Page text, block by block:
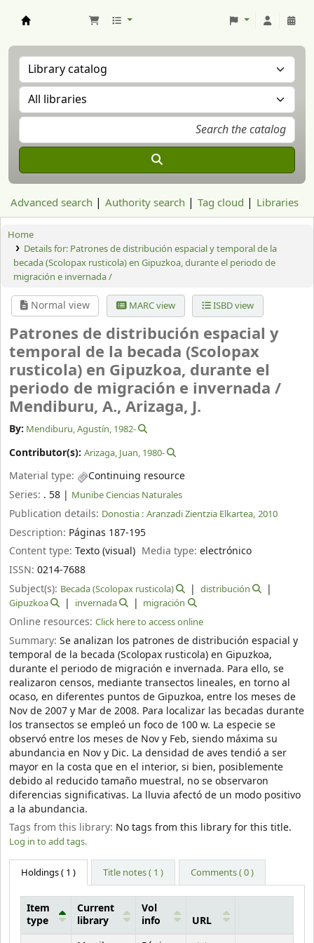
Advanced search Authority search Tag cloud Libraries
Home
Details for: Patrones de distribución espacial y temporal de la
becada (Scolopax rusticola) en Gipuzkoa, durante el periodo de
migración e invernada /
Normal view MARC view ISBD view
Patrones de distribución espacial y
temporal de la becada (Scolopax
rusticola) en Gipuzkoa, durante el
periodo de migración e invernada /
Mendiburu, A., Arizaga, J.
By: Mendiburu, Agustín, 1982-
Contributor(s): Arizaga, Juan, 1980-
Material type:
Continuing resource
Series: . 58 | Munibe Ciencias Naturales
Publication details: Donostia : Aranzadi Zientzia Elkartea, 2010
Description: Páginas 187-195
Content type: Texto (visual) Media type:electrónico
ISSN: 0214-7688
Subject(s): Becada (Scolopax rusticola)
distribución
Gipuzkoa
invernada migración
Online resources: Click here to access online
Summary: Se analizan los patrones de distribución espacial y
temporal de la becada (Scolopax rusticola) en Gipuzkoa,
durante el periodo de migración e invernada. Para ello, se
realizaron censos, mediante transectos lineales, en torno al
ocaso, en diferentes puntos de Gipuzkoa, entre los meses de
Nov de 2007 y Mar de 2008. Para localizar las becadas durante
los transectos se empleó un foco de 100 w. La especie se
observó entre los meses de Nov y Feb, siendo máxima su
abundancia en Nov y Dic. La densidad de aves tendió a ser
mayor en la costa que en el interior, si bien, posiblemente
debido al reducido tamaño muestral, no se observaron
diferencias significativas. La lluvia afectó de un modo positivo
a la abundancia.
Tags from this library: No tags from this library for this title.
Log in to add tags.
Holdings( 1 ) Title notes ( 1 ) Comments ( 0 )
Item
type
Current
library
Vol
info
URL